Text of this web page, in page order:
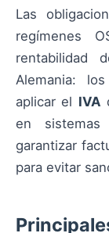
Las
regímenes
rentabilidad
Alemania:
aplicar el IVA
en
garantizar
para evitar